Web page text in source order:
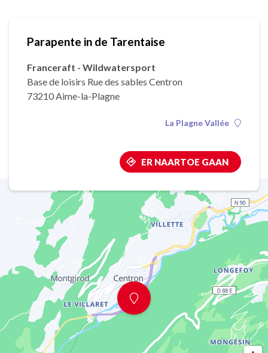
Parapente in de Tarentaise
Franceraft - Wildwatersport
Base de loisirs Rue des sables Centron
73210 Aime-la-Plagne
La Plagne Vallée
ER NAARTOE GAAN